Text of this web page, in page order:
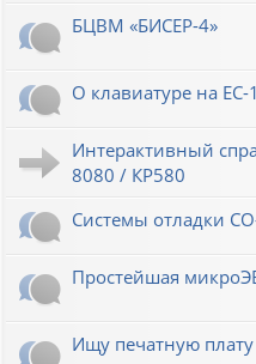
БЦВМ «БИСЕР-4»
О клавиатуре на
Интерактивный
8080 / КР580
Системы отладки
Простейшая
Ищу печатную